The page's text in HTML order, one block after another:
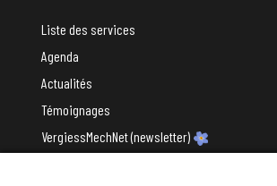
Liste des services
Agenda
Actualités
Témoignages
VergiessMechNet (newsletter)